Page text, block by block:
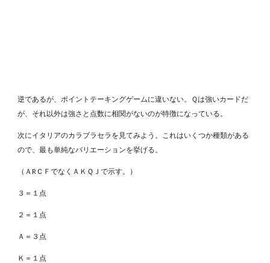
逆であるが、ポイントテーキングゲームに違いない。Ｑは強いカードだ
が、それ以外は強さと点数に相関がないのが特徴になっている。
次にイタリアのカラブラセラを見てみよう。これはいくつか種類がある
ので、最も単純なバリエーションを挙げる。
（ＡRＣＦでなくＡＫＱＪで示す。）
３＝１点
２＝１点
Ａ＝３点
Ｋ＝１点